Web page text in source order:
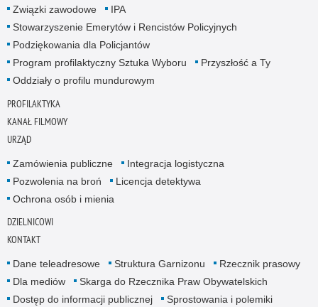
Związki zawodowe
IPA
Stowarzyszenie Emerytów i Rencistów Policyjnych
Podziękowania dla Policjantów
Program profilaktyczny Sztuka Wyboru
Przyszłość a Ty
Oddziały o profilu mundurowym
PROFILAKTYKA
KANAŁ FILMOWY
URZĄD
Zamówienia publiczne
Integracja logistyczna
Pozwolenia na broń
Licencja detektywa
Ochrona osób i mienia
DZIELNICOWI
KONTAKT
Dane teleadresowe Struktura Garnizonu
Rzecznik prasowy
Dla mediów
Skarga do Rzecznika Praw Obywatelskich
Dostęp do informacji publicznej
Sprostowania i polemiki